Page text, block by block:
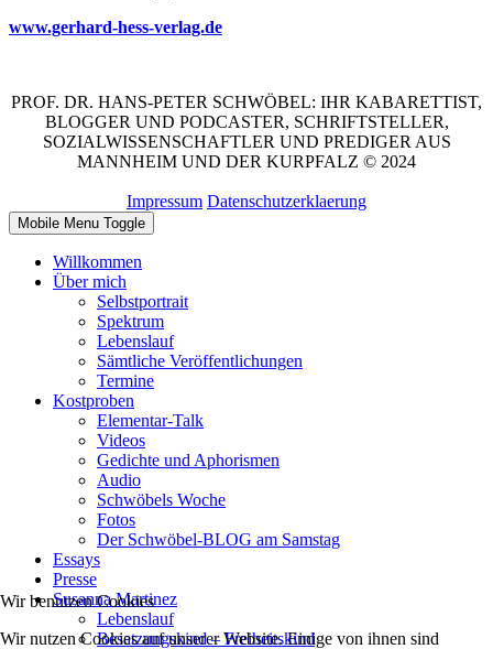
www.gerhard-hess-verlag.de
PROF. DR. HANS-PETER SCHWÖBEL: IHR KABARETTIST,
BLOGGER UND PODCASTER, SCHRIFTSTELLER,
SOZIALWISSENSCHAFTLER UND PREDIGER AUS
MANNHEIM UND DER KURPFALZ © 2024
Impressum Datenschutzerklaerung
Mobile Menu Toggle
Willkommen
Über mich
Selbstportrait
Spektrum
Lebenslauf
Sämtliche Veröffentlichungen
Termine
Kostproben
Elementar-Talk
Videos
Gedichte und Aphorismen
Audio
Schwöbels Woche
Fotos
Der Schwöbel-BLOG am Samstag
Essays
Presse
Susanna Martinez
Lebenslauf
Besatzungskind – Freiheitskind
Wir benutzen Cookies
Wir nutzen Cookies auf unserer Website. Einige von ihnen sind